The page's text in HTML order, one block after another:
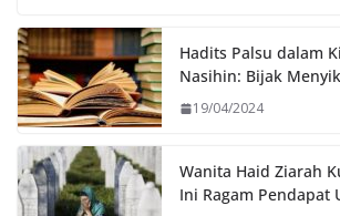
Hadits Palsu dalam
Nasihin: Bijak
19/04/2024
Wanita Haid Ziarah
Ini Ragam Pendapat